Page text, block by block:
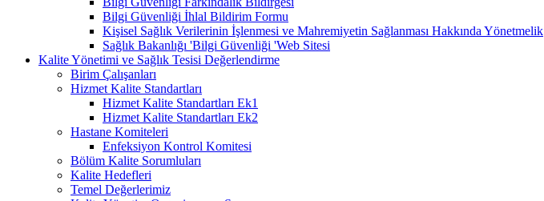
Bilgi Güvenliği İhlal Bildirim Formu
Kişisel Sağlık Verilerinin İşlenmesi ve Mahremiyetin Sağlanması Hakkında Yönetmelik
Sağlık Bakanlığı 'Bilgi Güvenliği 'Web Sitesi
Kalite Yönetimi ve Sağlık Tesisi Değerlendirme
Birim Çalışanları
Hizmet Kalite Standartları
Hizmet Kalite Standartları Ek1
Hizmet Kalite Standartları Ek2
Hastane Komiteleri
Enfeksiyon Kontrol Komitesi
Bölüm Kalite Sorumluları
Kalite Hedefleri
Temel Değerlerimiz